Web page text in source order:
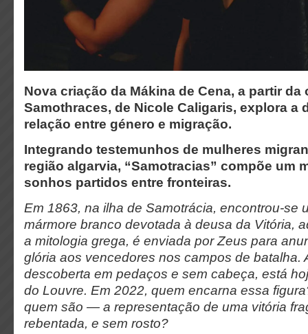
Nova criação da Mákina de Cena, a partir da
Samothraces, de Nicole Caligaris, explora a
relação entre género e migração.
Integrando testemunhos de mulheres
região algarvia, “Samotracias” compõe um
sonhos partidos entre fronteiras.
Em 1863, na ilha de Samotrácia, encontrou-se
mármore branco devotada à deusa da Vitória,
a mitologia grega, é enviada por Zeus para
glória aos vencedores nos campos de batalha.
descoberta em pedaços e sem cabeça, está
do Louvre. Em 2022, quem encarna essa
quem são — a representação de uma vitória
rebentada, e sem rosto?